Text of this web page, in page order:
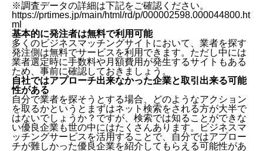
※調査データの詳細は下記をご確認ください。
https://prtimes.jp/main/html/rd/p/000002598.000044800.ht
ml
基本的に発注者は無料で利用可能
多くのビジネスマッチングサイトにおいて、業者を探す
発注側は無料でサービスを利用できます。ただし中には
業者選定時に手数料や月額費用が発生するサイトもある
ため、事前に確認しておきましょう。
自社ではアプローチ出来なかった企業と取引出来る可能
性がある
自分で業者を探そうとする場合、どのようなアクション
を取るかというとまずはネット検索をされる方が大半で
はないでしょうか？ですが、検索では知ることができな
い優良企業も世の中にはたくさんあります。ビジネスマ
ッチングサービスを活用することで、自分ではアプロー
チが難しかった優良企業を紹介してもらえる可能性があ